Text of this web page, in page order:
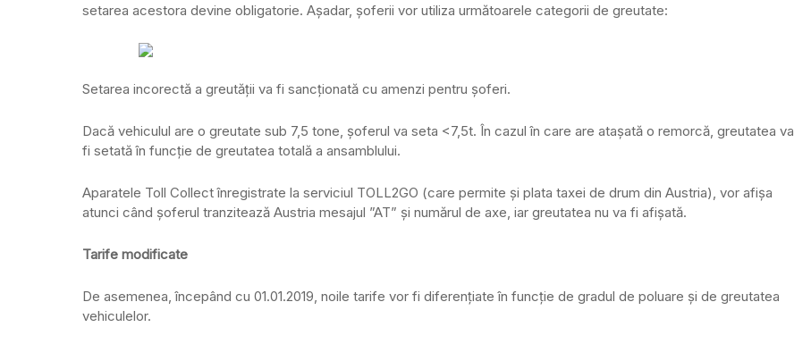
setarea acestora devine obligatorie. Așadar, șoferii vor utiliza următoarele categorii de greutate:
Setarea incorectă a greutății va fi sancționată cu amenzi pentru șoferi.
Dacă vehiculul are o greutate sub 7,5 tone, șoferul va seta <7,5t. În cazul în care are atașată o remorcă, greutatea va
fi setată în funcție de greutatea totală a ansamblului.
Aparatele Toll Collect înregistrate la serviciul TOLL2GO (care permite și plata taxei de drum din Austria), vor afișa
atunci când șoferul tranzitează Austria mesajul ”AT” și numărul de axe, iar greutatea nu va fi afișată.
Tarife modificate
De asemenea, începând cu 01.01.2019, noile tarife vor fi diferențiate în funcție de gradul de poluare și de greutatea
vehiculelor.